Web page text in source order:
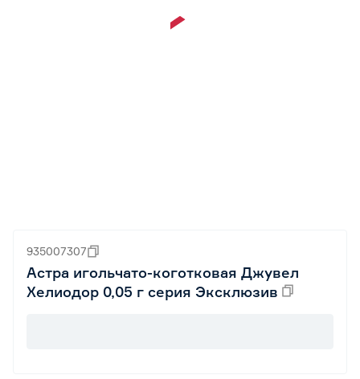
935007307
Астра игольчато-коготковая Джувел
Хелиодор 0,05 г серия Эксклюзив